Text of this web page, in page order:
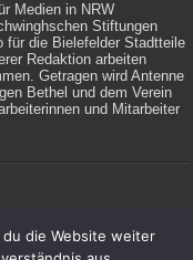
Medien in NRW
Stiftungen
für die Bielefelder Stadtteile
Redaktion arbeiten
Getragen wird Antenne
Bethel und dem Verein
und Mitarbeiter
die Website weiter